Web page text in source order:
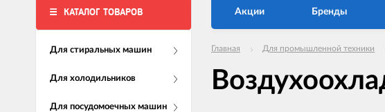
КАТАЛОГ ТОВАРОВ
Для стиральных машин
Для холодильников
Для посудомоечных машин
Акции Бренды
Главная Для промышленной техники